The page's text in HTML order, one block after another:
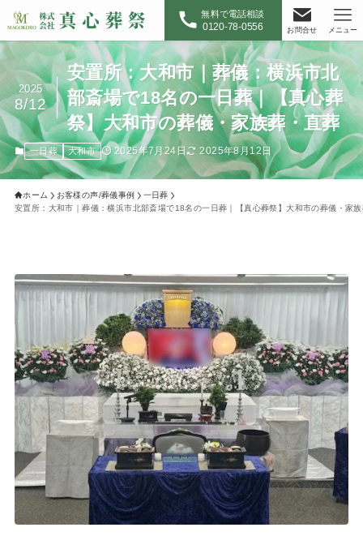
無料で電話相談
0120-78-0556 お問合せ メニュー
安置所：大和市｜葬儀：横浜市北
部斎場で18名の一日葬｜【真心葬
祭】大和市の葬儀・家族葬・直葬
2025
8/12
一日葬 大和市 2025年7月24日 2025年8月12日
ホーム お客様の声/葬儀事例
一日葬
安置所：大和市｜葬儀：横浜市北部斎場で18名の一日葬｜【真心葬祭】大和市の葬儀・家